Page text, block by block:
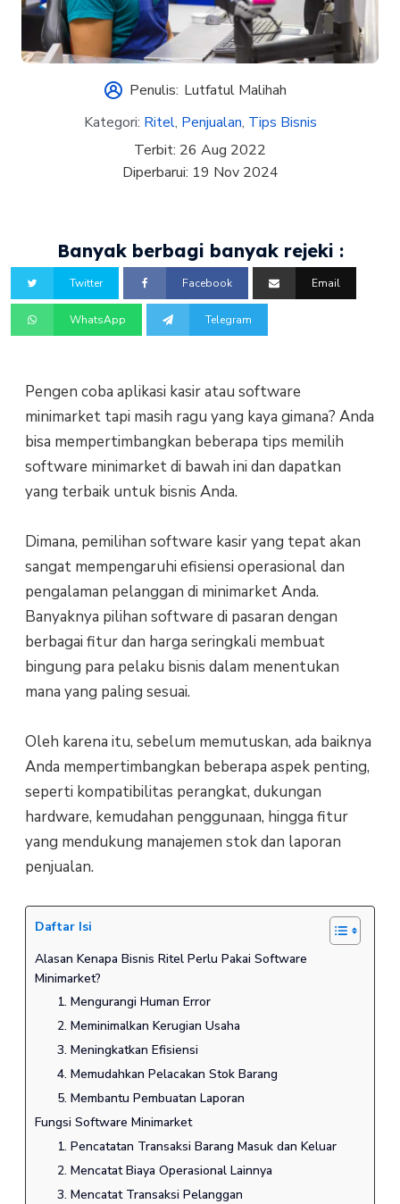
Penulis: Lutfatul Malihah
Kategori: Ritel, Penjualan, Tips Bisnis
Terbit: 26 Aug 2022
Diperbarui: 19 Nov 2024
Banyak berbagi banyak rejeki :
Twitter Facebook Email
WhatsApp Telegram
Pengen coba aplikasi kasir atau software
minimarket tapi masih ragu yang kaya gimana? Anda
bisa mempertimbangkan beberapa tips memilih
software minimarket di bawah ini dan dapatkan
yang terbaik untuk bisnis Anda.
Dimana, pemilihan software kasir yang tepat akan
sangat mempengaruhi efisiensi operasional dan
pengalaman pelanggan di minimarket Anda.
Banyaknya pilihan software di pasaran dengan
berbagai fitur dan harga seringkali membuat
bingung para pelaku bisnis dalam menentukan
mana yang paling sesuai.
Oleh karena itu, sebelum memutuskan, ada baiknya
Anda mempertimbangkan beberapa aspek penting,
seperti kompatibilitas perangkat, dukungan
hardware, kemudahan penggunaan, hingga fitur
yang mendukung manajemen stok dan laporan
penjualan.
Daftar Isi
Alasan Kenapa Bisnis Ritel Perlu Pakai Software
Minimarket?
1. Mengurangi Human Error
2. Meminimalkan Kerugian Usaha
3. Meningkatkan Efisiensi
4. Memudahkan Pelacakan Stok Barang
5. Membantu Pembuatan Laporan
Fungsi Software Minimarket
1. Pencatatan Transaksi Barang Masuk dan Keluar
2. Mencatat Biaya Operasional Lainnya
3. Mencatat Transaksi Pelanggan